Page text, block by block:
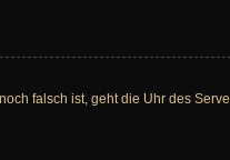
falsch ist, geht die Uhr des